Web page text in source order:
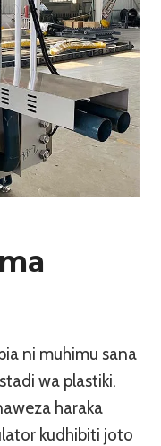
ni muhimu sana
wa plastiki.
haraka
kudhibiti joto